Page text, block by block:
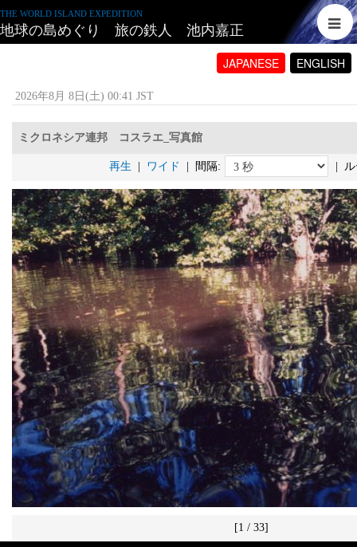
THE WORLD ISLAND EXPEDITION
地球の島めぐり 旅の鉄人 池内嘉正
JAPANESE ENGLISH
2026年8月 8日(土) 00:41 JST
ミクロネシア連邦 コスラエ_写真館
再生 ワイド | 間隔: |
[1 / 33]